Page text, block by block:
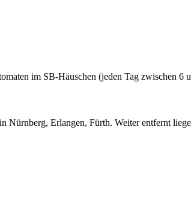
im SB-Häuschen (jeden Tag zwischen 6
Nürnberg, Erlangen, Fürth. Weiter entfernt